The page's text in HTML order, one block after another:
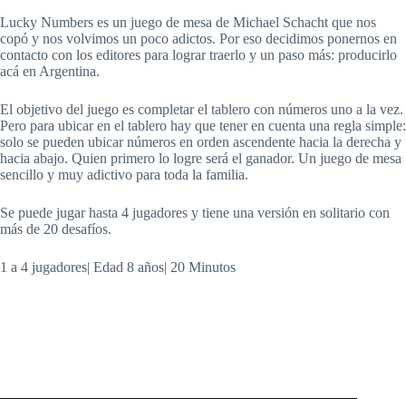
Lucky Numbers es un juego de mesa de Michael Schacht que nos
copó y nos volvimos un poco adictos. Por eso decidimos ponernos en
contacto con los editores para lograr traerlo y un paso más: producirlo
acá en Argentina.
El objetivo del juego es completar el tablero con números uno a la vez.
Pero para ubicar en el tablero hay que tener en cuenta una regla simple:
solo se pueden ubicar números en orden ascendente hacia la derecha y
hacia abajo. Quien primero lo logre será el ganador. Un juego de mesa
sencillo y muy adictivo para toda la familia.
Se puede jugar hasta 4 jugadores y tiene una versión en solitario con
más de 20 desafíos.
1 a 4 jugadores| Edad 8 años| 20 Minutos